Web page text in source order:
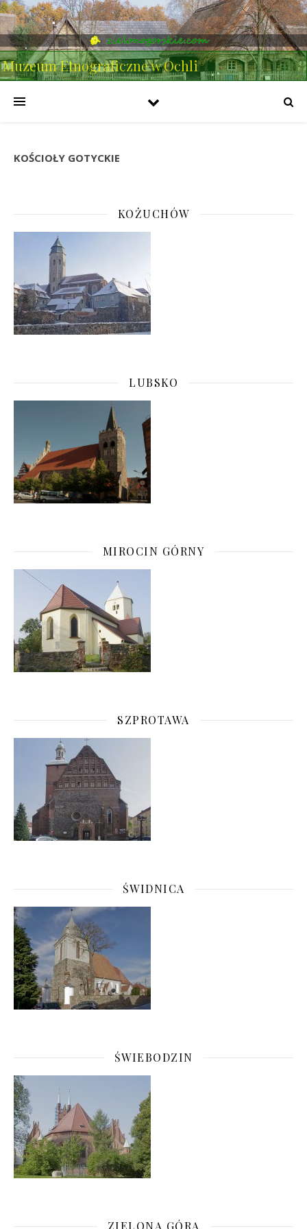
Muzeum Etnograficzne w Ochli
KOŚCIOŁY GOTYCKIE
KOŻUCHÓW
LUBSKO
MIROCIN GÓRNY
SZPROTAWA
ŚWIDNICA
ŚWIEBODZIN
ZIELONA GÓRA